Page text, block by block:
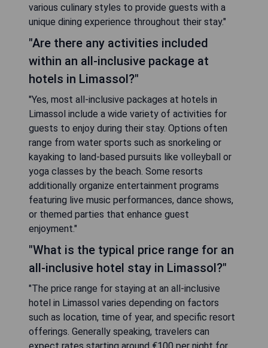
various culinary styles to provide guests with a
unique dining experience throughout their stay."
"Are there any activities included
within an all-inclusive package at
hotels in Limassol?"
"Yes, most all-inclusive packages at hotels in
Limassol include a wide variety of activities for
guests to enjoy during their stay. Options often
range from water sports such as snorkeling or
kayaking to land-based pursuits like volleyball or
yoga classes by the beach. Some resorts
additionally organize entertainment programs
featuring live music performances, dance shows,
or themed parties that enhance guest
enjoyment."
"What is the typical price range for an
all-inclusive hotel stay in Limassol?"
"The price range for staying at an all-inclusive
hotel in Limassol varies depending on factors
such as location, time of year, and specific resort
offerings. Generally speaking, travelers can